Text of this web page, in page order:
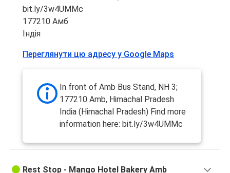
bit.ly/3w4UMMc
177210 Амб
Індія
Переглянути цю адресу у Google Maps
In front of Amb Bus Stand, NH 3;
177210 Amb, Himachal Pradesh
India (Himachal Pradesh) Find more
information here: bit.ly/3w4UMMc
Rest Stop - Mango Hotel Bakery Amb